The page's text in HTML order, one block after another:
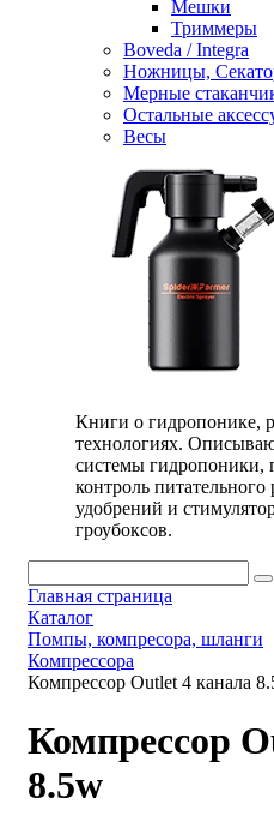
Мешки
Триммеры
Boveda / Integra
Ножницы,
Мерные
Остальные
Весы
Книги о гидропонике,
технологиях.
системы гидропоники,
контроль
удобрений и
гроубоксов.
Главная страница
Каталог
Помпы, компресора, шланги
Компрессора
Компрессор Outlet 4 канала
Компрессор
8.5w